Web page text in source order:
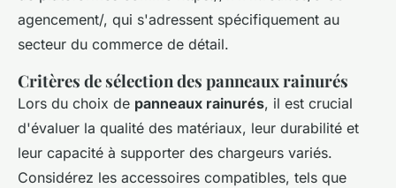
agencement/, qui s'adressent spécifiquement au
secteur du commerce de détail.
Critères de sélection des panneaux rainurés
Lors du choix de panneaux rainurés, il est crucial
d'évaluer la qualité des matériaux, leur durabilité et
leur capacité à supporter des chargeurs variés.
Considérez les accessoires compatibles, tels que